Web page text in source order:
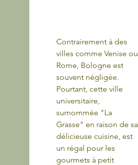
Contrairement à des
villes comme Venise ou
Rome, Bologne est
souvent négligée.
Pourtant, cette ville
universitaire,
surnommée "La
Grasse" en raison de sa
délicieuse cuisine, est
un régal pour les
gourmets à petit